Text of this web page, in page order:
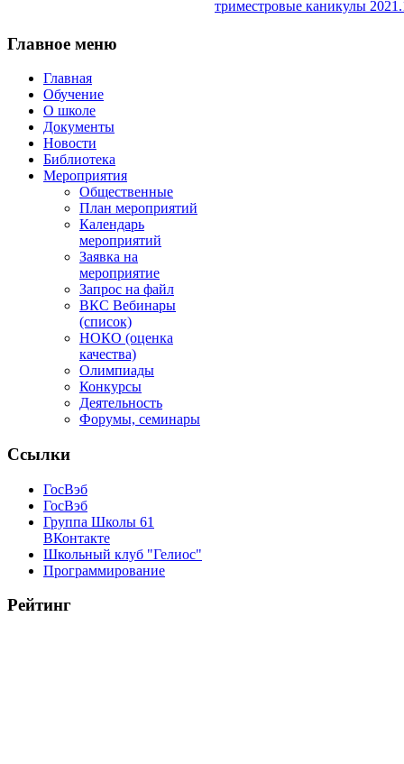
триместровые каникулы
Главное меню
Главная
Обучение
О школе
Документы
Новости
Библиотека
Мероприятия
Общественные
План мероприятий
Календарь
мероприятий
Заявка на
мероприятие
Запрос на файл
ВКС Вебинары
(список)
НОКО (оценка
качества)
Олимпиады
Конкурсы
Деятельность
Форумы, семинары
Ссылки
ГосВэб
ГосВэб
Группа Школы 61
ВКонтакте
Школьный клуб "Гелиос"
Программирование
Рейтинг